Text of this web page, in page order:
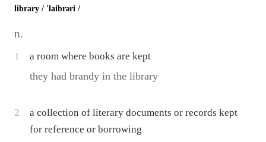
library / 'laibrəri /
n.
1 a room where books are kept
they had brandy in the library
2
a collection of literary documents or records kept
for reference or borrowing